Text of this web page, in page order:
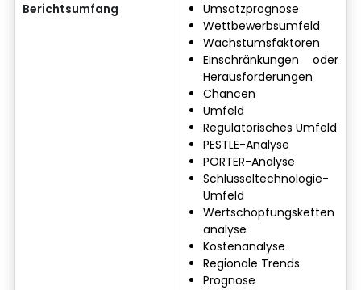
Berichtsumfang
Umsatzprognose
Wettbewerbsumfeld
Wachstumsfaktoren
Einschränkungen oder
Herausforderungen
Chancen
Umfeld
Regulatorisches Umfeld
PESTLE-Analyse
PORTER-Analyse
Schlüsseltechnologie-
Umfeld
Wertschöpfungsketten
analyse
Kostenanalyse
Regionale Trends
Prognose